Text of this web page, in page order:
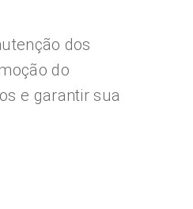
dos
do
e garantir sua